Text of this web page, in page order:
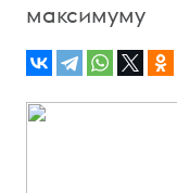
максимуму